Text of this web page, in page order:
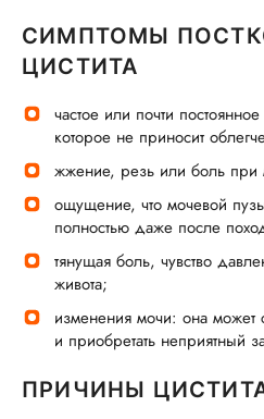
СИМПТОМЫ
ЦИСТИТА
частое или почти
которое не приносит
жжение, резь или боль при
ощущение, что мочевой
полностью даже после
тянущая боль, чувство
живота;
изменения мочи: она может
и приобретать неприятный
ПРИЧИНЫ